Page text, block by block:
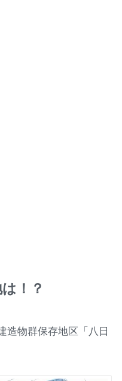
！？
造物群保存地区「八日